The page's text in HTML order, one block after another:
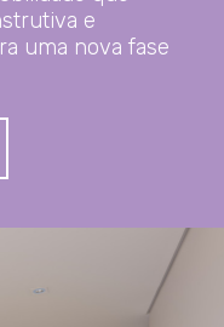
e
uma nova fase